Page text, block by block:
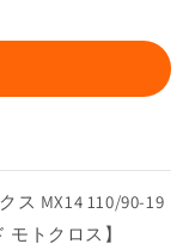
ス MX14 110/90-19
トクロス】